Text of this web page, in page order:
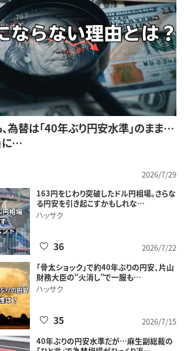
為替は「40年ぶり円安水準」のまま…
に…
2026/7/29
163円をじわり突破したドル円相場。さらな
る円安を引き起こすかもしれな…
ハッサク
2026/7/22
36
「骨太ショック」で約40年ぶりの円安、片山
財務大臣の“火消し”で一服も…
ハッサク
2026/7/15
35
40年ぶりの円安水準だが…麻生副総裁の